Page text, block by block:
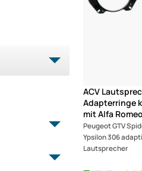
ACV
Adapterringe
mit Alfa
Peugeot GTV
Ypsilon 306
Lautsprecher